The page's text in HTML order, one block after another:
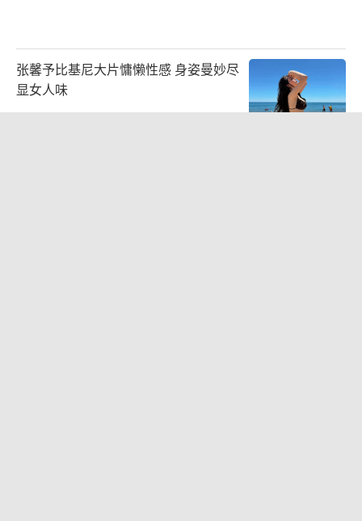
张馨予比基尼大片慵懒性感 身姿曼妙尽
显女人味
2026-07-30 13:39:23